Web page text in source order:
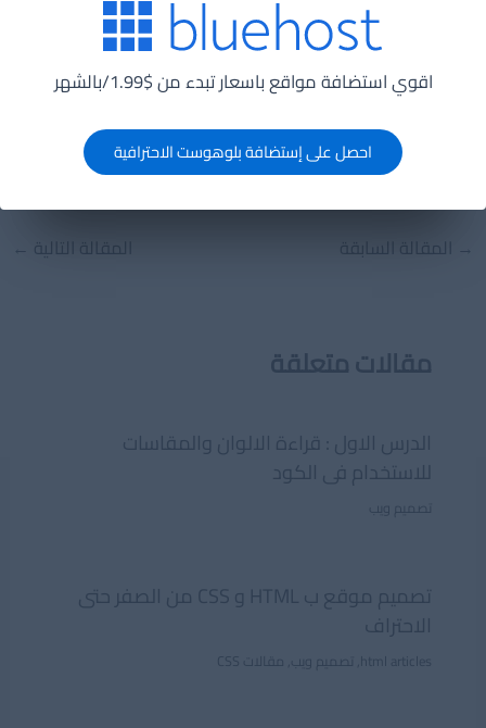
اقوي استضافة مواقع باسعار تبدء من $1.99/بالشهر
احصل على إستضافة بلوهوست الاحترافية
شارك على وسائل التواصل
Post
→ المقالة السابقة المقالة التالية ←
مقالات متعلقة
الدرس الاول : قراءة الالوان والمقاسات
للاستخدام فى الكود
تصميم ويب
تصميم موقع ب HTML و CSS من الصفر حتى
الاحتراف
html articles تصميم ويب مقالات CSS